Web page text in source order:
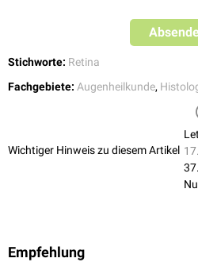
Junctions verbunden sind. Sie
Stoffaustausch aus der Choriokapillaris,
aufweist und deshalb für viele
Stichworte: Retina
Fachgebiete: Augenheilkunde,
Wichtiger Hinweis zu diesem Artikel
Empfehlung